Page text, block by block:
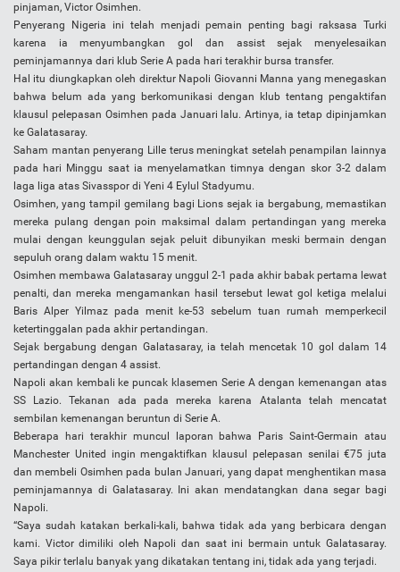
pinjaman, Victor Osimhen.
Penyerang Nigeria ini telah menjadi pemain penting bagi raksasa Turki
karena ia menyumbangkan gol dan assist sejak menyelesaikan
peminjamannya dari klub Serie A pada hari terakhir bursa transfer.
Hal itu diungkapkan oleh direktur Napoli Giovanni Manna yang menegaskan
bahwa belum ada yang berkomunikasi dengan klub tentang pengaktifan
klausul pelepasan Osimhen pada Januari lalu. Artinya, ia tetap dipinjamkan
ke Galatasaray.
Saham mantan penyerang Lille terus meningkat setelah penampilan lainnya
pada hari Minggu saat ia menyelamatkan timnya dengan skor 3-2 dalam
laga liga atas Sivasspor di Yeni 4 Eylul Stadyumu.
Osimhen, yang tampil gemilang bagi Lions sejak ia bergabung, memastikan
mereka pulang dengan poin maksimal dalam pertandingan yang mereka
mulai dengan keunggulan sejak peluit dibunyikan meski bermain dengan
sepuluh orang dalam waktu 15 menit.
Osimhen membawa Galatasaray unggul 2-1 pada akhir babak pertama lewat
penalti, dan mereka mengamankan hasil tersebut lewat gol ketiga melalui
Baris Alper Yilmaz pada menit ke-53 sebelum tuan rumah memperkecil
ketertinggalan pada akhir pertandingan.
Sejak bergabung dengan Galatasaray, ia telah mencetak 10 gol dalam 14
pertandingan dengan 4 assist.
Napoli akan kembali ke puncak klasemen Serie A dengan kemenangan atas
SS Lazio. Tekanan ada pada mereka karena Atalanta telah mencatat
sembilan kemenangan beruntun di Serie A.
Beberapa hari terakhir muncul laporan bahwa Paris Saint-Germain atau
Manchester United ingin mengaktifkan klausul pelepasan senilai €75 juta
dan membeli Osimhen pada bulan Januari, yang dapat menghentikan masa
peminjamannya di Galatasaray. Ini akan mendatangkan dana segar bagi
Napoli.
“Saya sudah katakan berkali-kali, bahwa tidak ada yang berbicara dengan
kami. Victor dimiliki oleh Napoli dan saat ini bermain untuk Galatasaray.
Saya pikir terlalu banyak yang dikatakan tentang ini, tidak ada yang terjadi.